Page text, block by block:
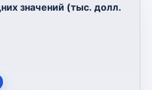
значений (тыс. долл.